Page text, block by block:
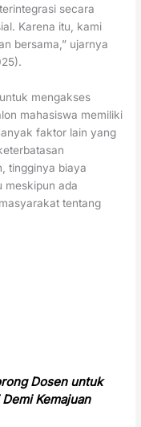
secara
Karena itu, kami
bersama,” ujarnya
mengakses
mahasiswa memiliki
faktor lain yang
tingginya biaya
meskipun ada
tentang
Dosen untuk
Kemajuan